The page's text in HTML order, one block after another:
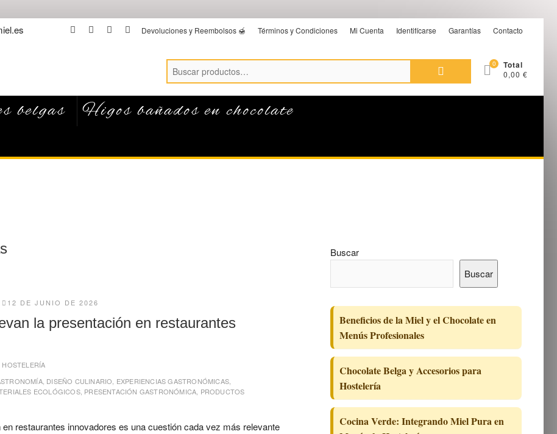
facebook
twitterinstagram
linkedin
Devoluciones y Reembolsos 🍯 Términos y Condiciones Mi Cuenta Identifícarse Garantías Contacto
Buscar
0 Total
0,00 €
belgas
Higos bañados en chocolate
12 DE JUNIO DE 2026
la presentación en restaurantes
, DISEÑO CULINARIO EXPERIENCIAS GASTRONÓMICAS
ECOLÓGICOS, PRESENTACIÓN GASTRONÓMICA PRODUCTOS
restaurantes innovadores es una cuestión cada vez más relevante
Buscar
Buscar
Beneficios de la Miel y el Chocolate en
Menús Profesionales
Chocolate Belga y Accesorios para
Hostelería
Cocina Verde: Integrando Miel Pura en